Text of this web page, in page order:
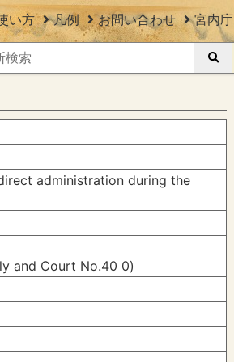
い方 凡例 お問い合わせ 宮内庁
administration during the
and Court No.40 0)